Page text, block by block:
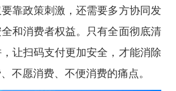
靠政策刺激，还需要多方协同发
和消费者权益。只有全面彻底清
让扫码支付更加安全，才能消除
不愿消费、不便消费的痛点。